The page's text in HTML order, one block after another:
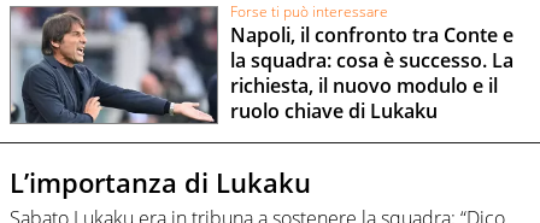
Forse ti può interessare
Napoli, il confronto tra Conte e
la squadra: cosa è successo. La
richiesta, il nuovo modulo e il
ruolo chiave di Lukaku
L’importanza di Lukaku